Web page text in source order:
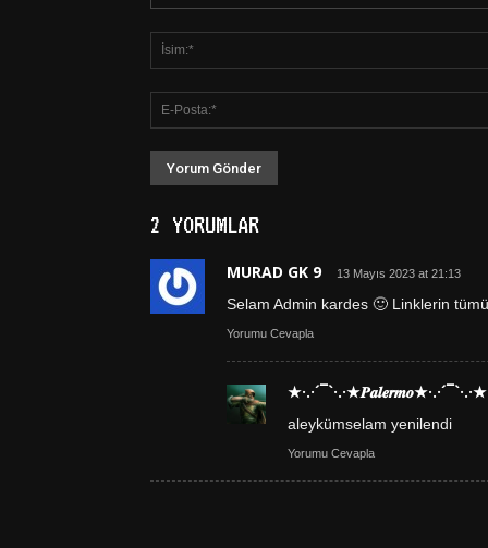
2 YORUMLAR
MURAD GK 9 13 Mayıs 2023 at 21:13
Selam Admin kardes 🙂 Linklerin
Yorumu Cevapla
★·.·´¯`·.·★𝑷𝒂𝒍𝒆𝒓𝒎𝒐★·.·´¯`·.·★
aleykümselam yenilendi
Yorumu Cevapla